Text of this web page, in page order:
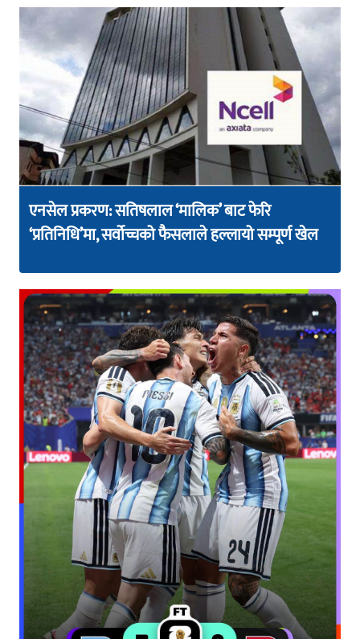
एनसेल प्रकरण: सतिषलाल ‘मालिक’ बाट फेरि
‘प्रतिनिधि’मा, सर्वोच्चको फैसलाले हल्लायो सम्पूर्ण खेल